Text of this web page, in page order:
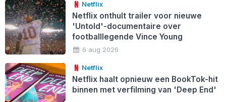
Netflix
Netflix onthult trailer voor nieuwe
'Untold'-documentaire over
footballlegende Vince Young
6 aug 2026
Netflix
Netflix haalt opnieuw een BookTok-hit
binnen met verfilming van 'Deep End'